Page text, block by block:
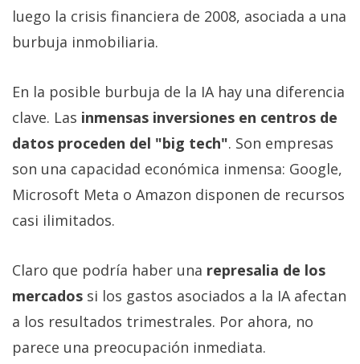
luego la crisis financiera de 2008, asociada a una
burbuja inmobiliaria.
En la posible burbuja de la IA hay una diferencia
clave. Las inmensas inversiones en centros de
datos proceden del "big tech". Son empresas
son una capacidad económica inmensa: Google,
Microsoft Meta o Amazon disponen de recursos
casi ilimitados.
Claro que podría haber una represalia de los
mercados si los gastos asociados a la IA afectan
a los resultados trimestrales. Por ahora, no
parece una preocupación inmediata.